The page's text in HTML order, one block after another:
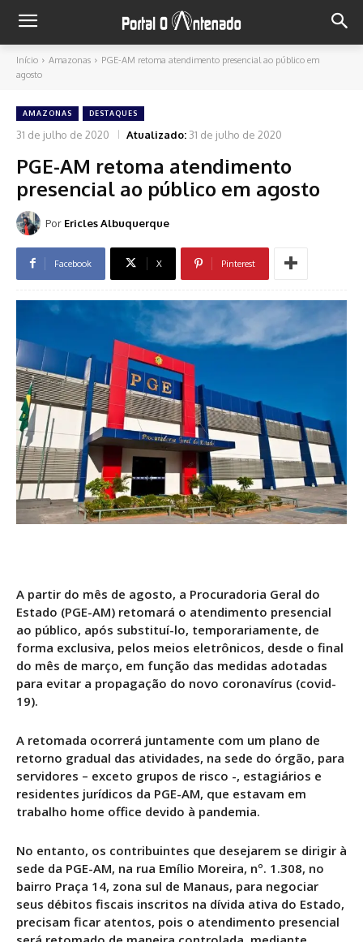
Início Amazonas
PGE-AM retoma atendimento presencial ao público em
agosto
AMAZONAS DESTAQUES
31 de julho de 2020 Atualizado: 31 de julho de 2020
PGE-AM retoma atendimento
presencial ao público em agosto
Por Ericles Albuquerque
Facebook X Pinterest
A partir do mês de agosto, a Procuradoria Geral do
Estado (PGE-AM) retomará o atendimento presencial
ao público, após substituí-lo, temporariamente, de
forma exclusiva, pelos meios eletrônicos, desde o final
do mês de março, em função das medidas adotadas
para evitar a propagação do novo coronavírus (covid-
19).
A retomada ocorrerá juntamente com um plano de
retorno gradual das atividades, na sede do órgão, para
servidores – exceto grupos de risco -, estagiários e
residentes jurídicos da PGE-AM, que estavam em
trabalho home office devido à pandemia.
No entanto, os contribuintes que desejarem se dirigir à
sede da PGE-AM, na rua Emílio Moreira, nº. 1.308, no
bairro Praça 14, zona sul de Manaus, para negociar
seus débitos fiscais inscritos na dívida ativa do Estado,
precisam ficar atentos, pois o atendimento presencial